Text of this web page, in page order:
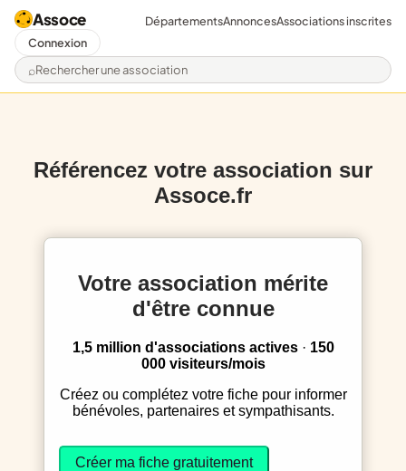
Assoce
Rechercher une association
DépartementsAnnoncesAssociations inscrites
Connexion
Référencez votre association sur
Assoce.fr
Votre association mérite
d'être connue
1,5 million d'associations actives· 150
000 visiteurs/mois
Créez ou complétez votre fiche pour informer
bénévoles, partenaires et sympathisants.
Créer ma fiche gratuitement